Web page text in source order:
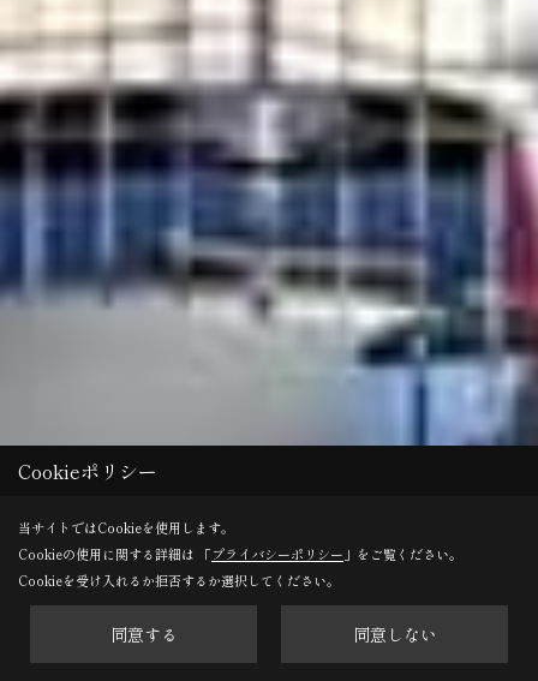
Cookieポリシー
当サイトではCookieを使用します。
Cookieの使用に関する詳細は 「プライバシーポリシー 」をご覧ください。
Cookieを受け入れるか拒否するか選択してください。
同意する 同意しない